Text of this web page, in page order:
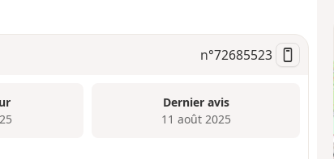
n°72685523
Dernier avis
11 août 2025